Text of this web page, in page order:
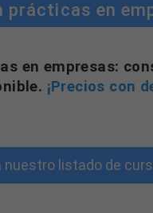
prácticas en
en empresas:
¡Precios con
nuestro listado de